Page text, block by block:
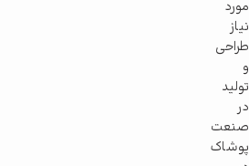
مورد
نیاز
طراحی
و
تولید
در
صنعت
پوشاک